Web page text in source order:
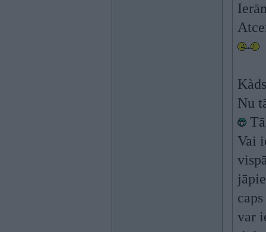
Nu
Vai
var